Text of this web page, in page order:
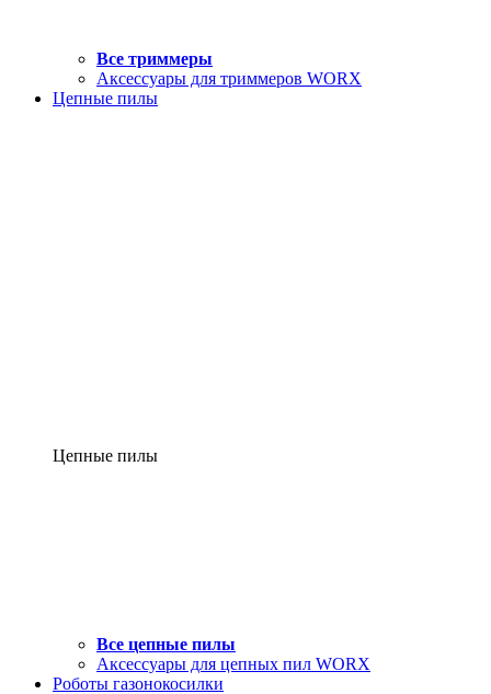
Все триммеры
Аксессуары для триммеров WORX
Цепные пилы
Цепные пилы
Все цепные пилы
Аксессуары для цепных пил WORX
Роботы газонокосилки